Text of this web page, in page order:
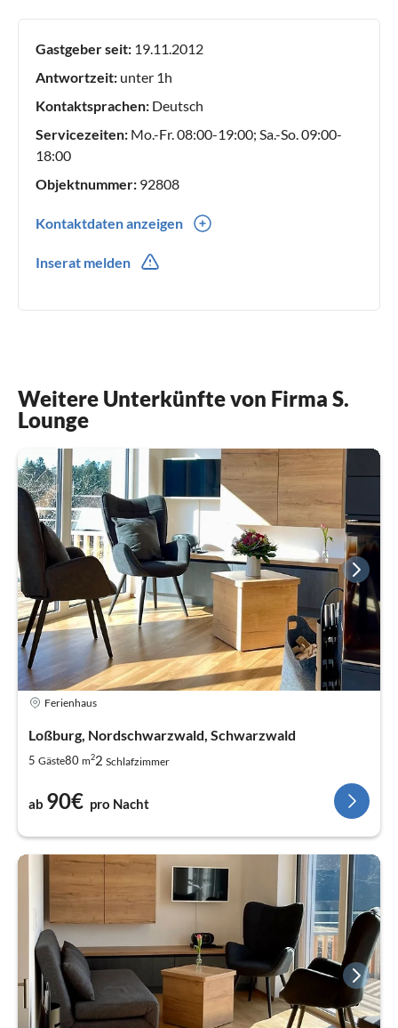
Gastgeber seit: 19.11.2012
Antwortzeit: unter 1h
Kontaktsprachen: Deutsch
Servicezeiten: Mo.-Fr. 08:00-19:00; Sa.-So. 09:00-
18:00
Objektnummer: 92808
Kontaktdaten anzeigen
Inserat melden
Weitere Unterkünfte von Firma S.
Lounge
Ferienhaus
Loßburg, Nordschwarzwald, Schwarzwald
5 Gäste80 m22 Schlafzimmer
ab 90€ pro Nacht